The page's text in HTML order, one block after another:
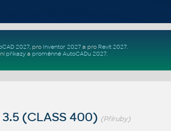
2027, pro Inventor 2027a pro Revit 2027.
příkazya proměnné AutoCADu 2027.
(CLASS 400) (Příruby)